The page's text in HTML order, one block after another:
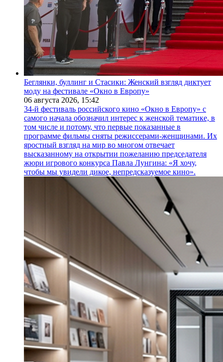
Беглянки, буллинг и Стасики: Женский взгляд диктует
моду на фестивале «Окно в Европу»
06 августа 2026, 15:42
34-й фестиваль российского кино «Окно в Европу» с
самого начала обозначил интерес к женской тематике, в
том числе и потому, что первые показанные в
программе фильмы сняты режиссерами-женщинами. Их
яростный взгляд на мир во многом отвечает
высказанному на открытии пожеланию председателя
жюри игрового конкурса Павла Лунгина: «Я хочу,
чтобы мы увидели дикое, непредсказуемое кино».